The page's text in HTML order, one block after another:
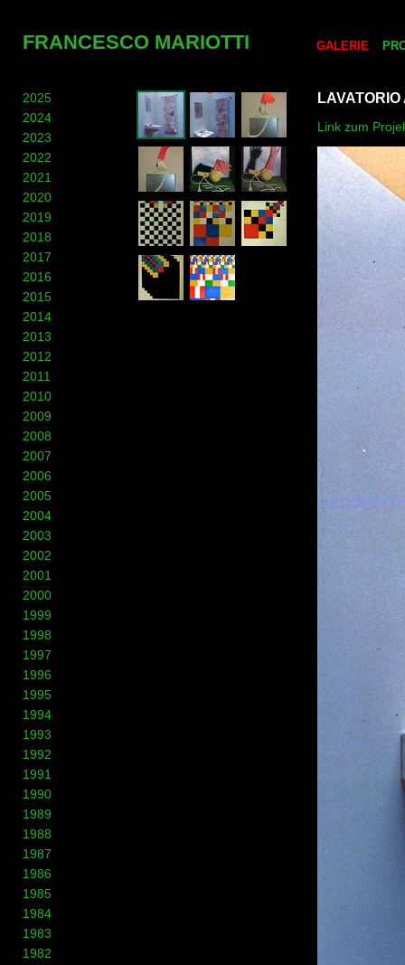
FRANCESCO MARIOTTI GALERIE
2025
2024
2023
2022
2021
2020
2019
2018
2017
2016
2015
2014
2013
2012
2011
2010
2009
2008
2007
2006
2005
2004
2003
2002
2001
2000
1999
1998
1997
1996
1995
1994
1993
1992
1991
1990
1989
1988
1987
1986
1985
1984
1983
1982
Link zum